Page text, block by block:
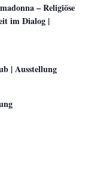
– Religiöse
im Dialog |
| Ausstellung